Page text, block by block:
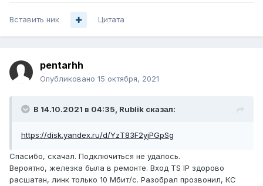
Вставить ник Цитата
pentarhh
Опубликовано 15 октября, 2021
В 14.10.2021 в 04:35, Rublik сказал:
https://disk.yandex.ru/d/YzT83F2yjPGpSg
Спасибо, скачал. Подключиться не удалось.
Вероятно, железка была в ремонте. Вход TS IP здорово
расшатан, линк только 10 Мбит/с. Разобрал прозвонил, КС